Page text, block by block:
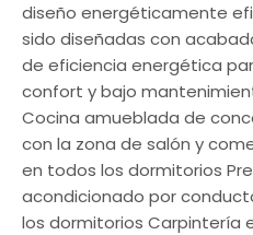
diseño energéticamente
sido diseñadas con
de eficiencia energética
confort y bajo
Cocina amueblada de
con la zona de salón y
en todos los dormitorios
acondicionado por
los dormitorios Carpintería